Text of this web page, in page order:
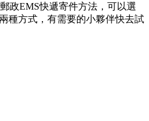
政EMS快遞寄件方法，可以選
種方式，有需要的小夥伴快去試